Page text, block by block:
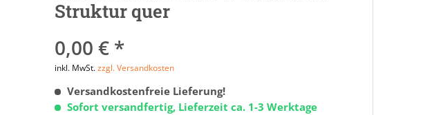
Struktur quer
0,00 € *
inkl. MwSt.zzgl. Versandkosten
Versandkostenfreie Lieferung!
Sofort versandfertig, Lieferzeit ca. 1-3 Werktage